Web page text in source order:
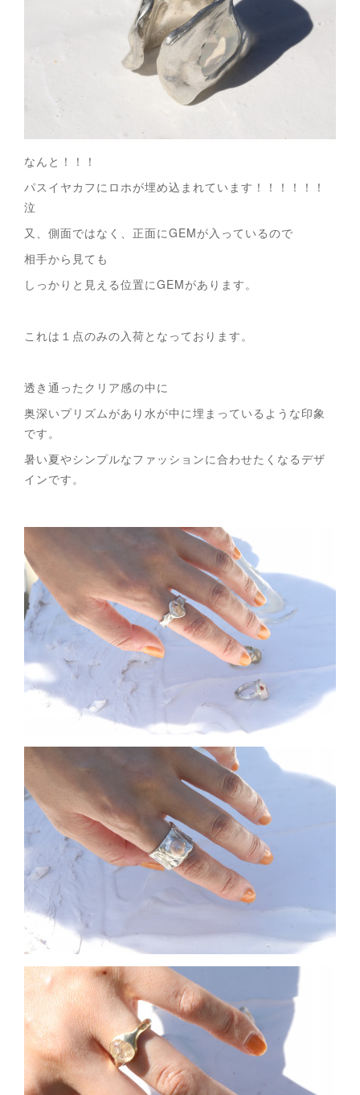
なんと！！！
パスイヤカフにロホが埋め込まれています！！！！！！
泣
又、側面ではなく、正面にGEMが入っているので
相手から見ても
しっかりと見える位置にGEMがあります。
これは１点のみの入荷となっております。
透き通ったクリア感の中に
奥深いプリズムがあり水が中に埋まっているような印象
です。
暑い夏やシンプルなファッションに合わせたくなるデザ
インです。